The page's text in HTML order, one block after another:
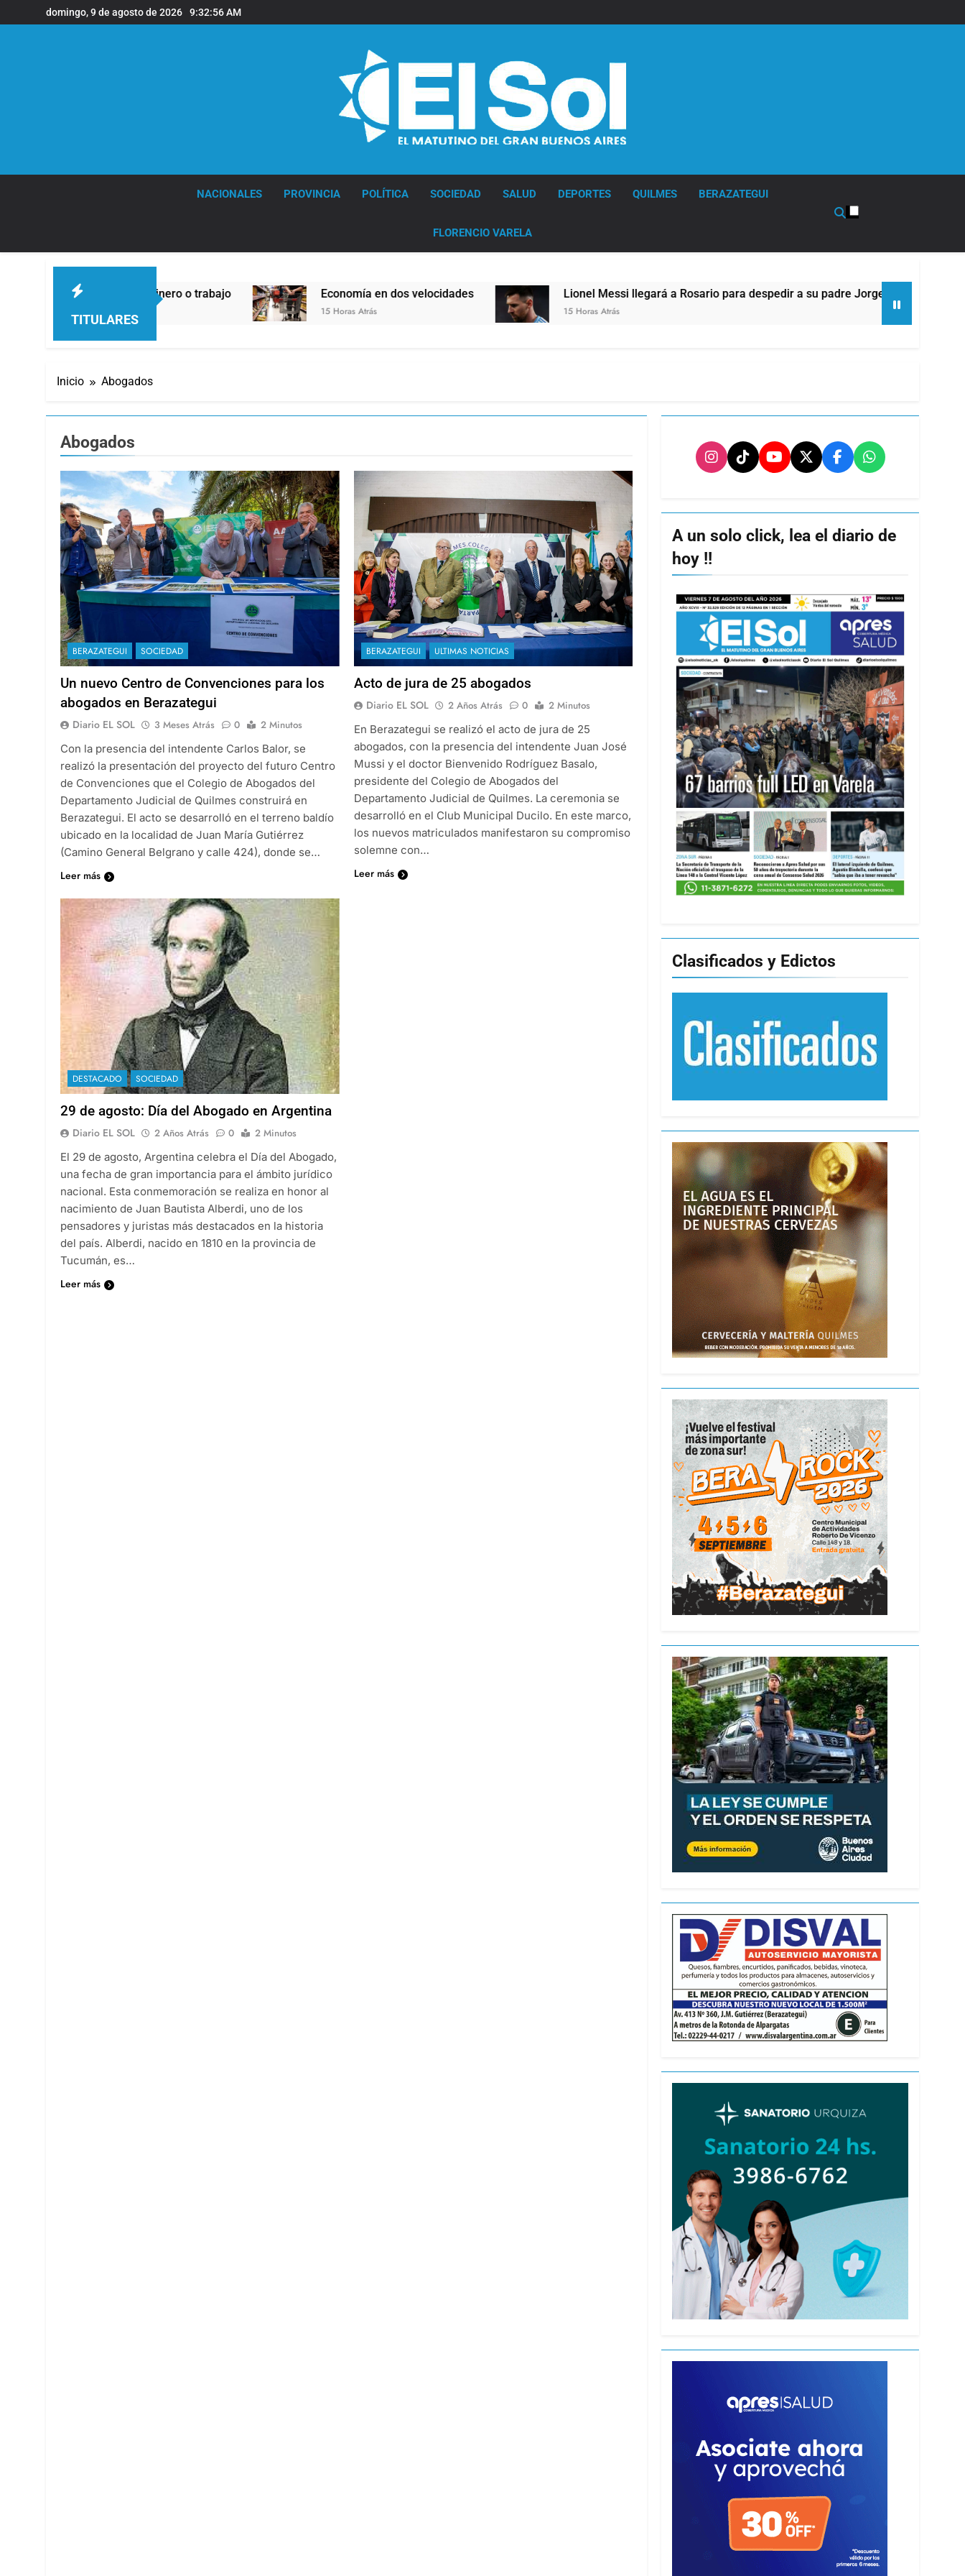
al
domingo, 9 de agosto de 2026 9:32:58 AM
NACIONALES PROVINCIA POLÍTICA SOCIEDAD SALUD DEPORTES QUILMES BERAZATEGUI
FLORENCIO VARELA
TITULARES
dinero o trabajo Economía en dos velocidades
15 Horas Atrás
Lionel Messi llegará a Rosario para despedir a su padre Jorge Messi
15 Horas Atrás 19 Horas Atrás
Inicio Abogados
Abogados
BERAZATEGUI SOCIEDAD
Un nuevo Centro de Convenciones para los
abogados en Berazategui
Diario EL SOL 3 Meses Atrás 0
2 Minutos
Con la presencia del intendente Carlos Balor, se
realizó la presentación del proyecto del futuro Centro
de Convenciones que el Colegio de Abogados del
Departamento Judicial de Quilmes construirá en
Berazategui. El acto se desarrolló en el terreno baldío
ubicado en la localidad de Juan María Gutiérrez
(Camino General Belgrano y calle 424), donde se…
Leer más
BERAZATEGUI ULTIMAS NOTICIAS
Acto de jura de 25 abogados
Diario EL SOL 2 Años Atrás 0
2 Minutos
En Berazategui se realizó el acto de jura de 25
abogados, con la presencia del intendente Juan José
Mussi y el doctor Bienvenido Rodríguez Basalo,
presidente del Colegio de Abogados del
Departamento Judicial de Quilmes. La ceremonia se
desarrolló en el Club Municipal Ducilo. En este marco,
los nuevos matriculados manifestaron su compromiso
solemne con…
Leer más
DESTACADO SOCIEDAD
29 de agosto: Día del Abogado en Argentina
Diario EL SOL 2 Años Atrás 0
2 Minutos
El 29 de agosto, Argentina celebra el Día del Abogado,
una fecha de gran importancia para el ámbito jurídico
nacional. Esta conmemoración se realiza en honor al
nacimiento de Juan Bautista Alberdi, uno de los
pensadores y juristas más destacados en la historia
del país. Alberdi, nacido en 1810 en la provincia de
Tucumán, es…
Leer más
A un solo click, lea el diario de
hoy !!
Clasificados y Edictos